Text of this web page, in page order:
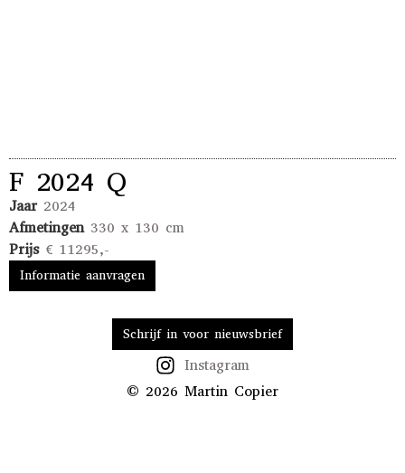
F 2024 Q
Jaar 2024
Afmetingen 330 x 130 cm
Prijs € 11295,-
Informatie aanvragen
Schrijf in voor nieuwsbrief
Instagram
© 2026 Martin Copier